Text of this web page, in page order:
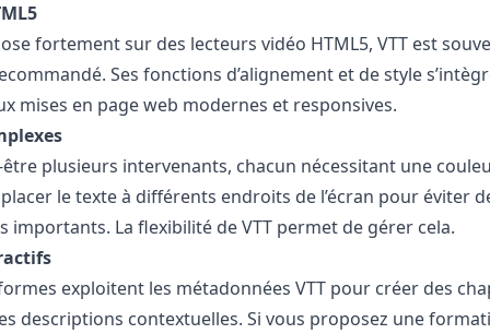
fortement sur des lecteurs vidéo HTML5, VTT est
Ses fonctions d’alignement et de style
mises en page web modernes et responsives.
plusieurs intervenants, chacun nécessitant une
le texte à différents endroits de l’écran pour éviter
importants. La flexibilité de VTT permet de gérer cela.
exploitent les métadonnées VTT pour créer des
descriptions contextuelles. Si vous proposez une